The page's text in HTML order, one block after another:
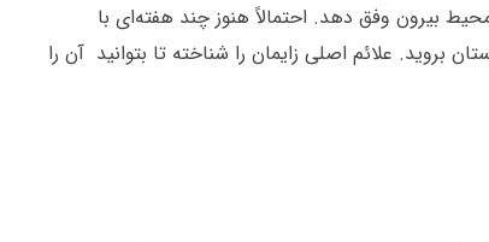
با محیط بیرون وفق دهد. احتمالاً هنوز چند هفته‌ای با
بروید. علائم اصلی زایمان را شناخته تا بتوانید آن را